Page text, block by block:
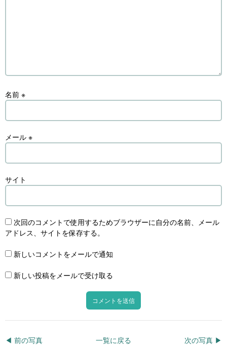
名前 ※
メール ※
サイト
次回のコメントで使用するためブラウザーに自分の名前、メール
アドレス、サイトを保存する。
新しいコメントをメールで通知
新しい投稿をメールで受け取る
◀︎ 前の写真 次の写真 ▶︎
一覧に戻る